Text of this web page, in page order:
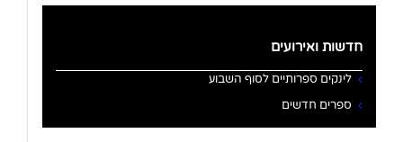
חדשות ואירועים
לינקים ספרותיים לסוף השבוע
ספרים חדשים